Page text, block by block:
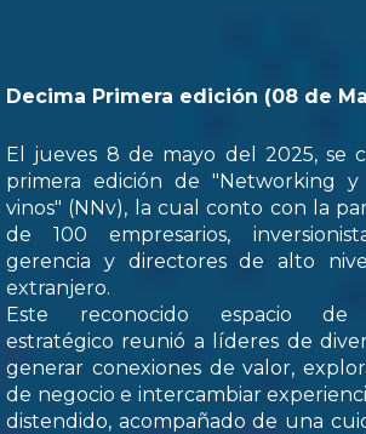
Decima Primera edición (08 de
El jueves 8 de mayo del 2025, se
primera edición de "Networking y
vinos" (NNv), la cual conto con la
de 100 empresarios,
gerencia y directores de alto
extranjero.
Este reconocido espacio de
estratégico reunió a líderes de
generar conexiones de valor,
de negocio e intercambiar
distendido, acompañado de una